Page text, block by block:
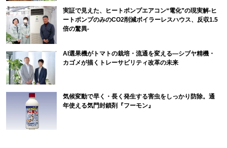
実証で見えた、ヒートポンプエアコン“電化”の現実解-ヒ
ートポンプのみのCO2削減ボイラーレスハウス、反収1.5
倍の驚異-
AI選果機がトマトの栽培・流通を変える―シブヤ精機・
カゴメが描くトレーサビリティ改革の未来
気候変動で早く・長く発生する害虫をしっかり防除。通
年使える気門封鎖剤『フーモン』